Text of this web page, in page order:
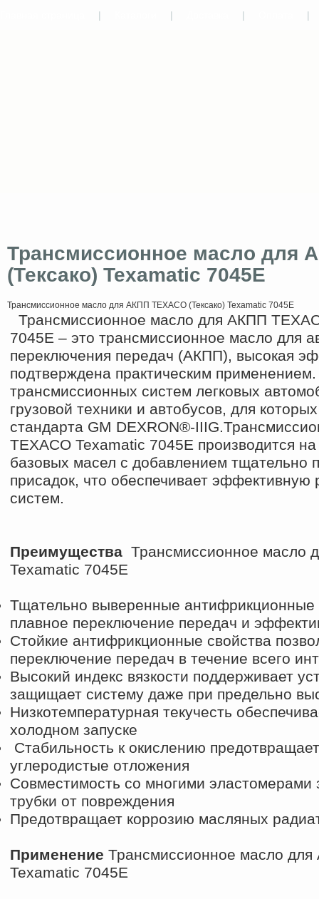
| | | |
Трансмиссионное масло для
(Тексако) Texamatic 7045E
Трансмиссионное масло для АКПП TEXACO (Тексако) Texamatic 7045E
Трансмиссионное масло для АКПП
7045E – это трансмиссионное масло для
переключения передач (АКПП), высокая
подтверждена практическим
трансмиссионных систем легковых
грузовой техники и автобусов, для
стандарта GM DEXRON®-
TEXACO Texamatic 7045E производится
базовых масел с добавлением тщательно
присадок, что обеспечивает эффективную
систем.
Преимущества Трансмиссионное масло
Texamatic 7045E
Тщательно выверенные антифрикционные
плавное переключение передач и
Стойкие антифрикционные свойства
переключение передач в течение всего
Высокий индекс вязкости поддерживает
защищает систему даже при предельно
Низкотемпературная текучесть
холодном запуске
Стабильность к окислению
углеродистые отложения
Совместимость со многими
трубки от повреждения
Предотвращает коррозию масляных
Применение Трансмиссионное масло
Texamatic 7045E